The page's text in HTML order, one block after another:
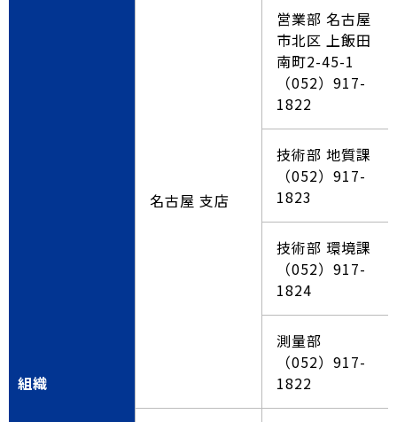
組織
名古屋 支店
営業部 名古屋
市北区 上飯田
南町2-45-1
（052）917-
1822
技術部 地質課
（052）917-
1823
技術部 環境課
（052）917-
1824
測量部
（052）917-
1822